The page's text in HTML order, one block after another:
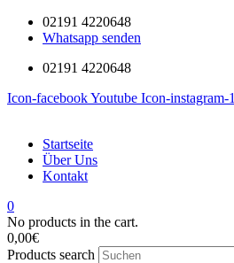
02191 4220648
Whatsapp senden
02191 4220648
Icon-facebookYoutube Icon-instagram-1
Startseite
Über Uns
Kontakt
0
No products in the cart.
0,00€
Products search